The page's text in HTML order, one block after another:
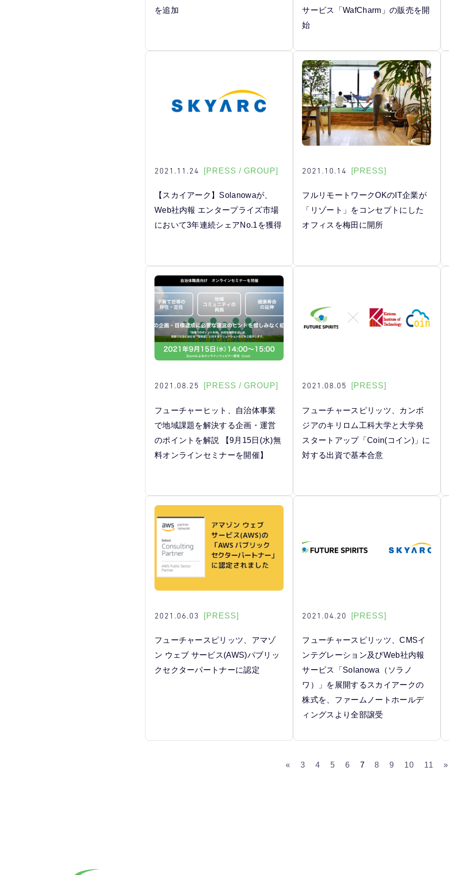
を追加
サービス「WafCharm」の販売を開
始
2021.11.24 [PRESS / GROUP]
【スカイアーク】Solanowaが、
Web社内報 エンタープライズ市場
において3年連続シェアNo.1を獲得
2021.10.14 [PRESS]
フルリモートワークOKのIT企業が
「リゾート」をコンセプトにした
オフィスを梅田に開所
2021.08.25 [PRESS / GROUP]
フューチャーヒット、自治体事業
で地域課題を解決する企画・運営
のポイントを解説 【9月15日(水)無
料オンラインセミナーを開催】
2021.08.05 [PRESS]
フューチャースピリッツ、カンボ
ジアのキリロム工科大学と大学発
スタートアップ「Coin(コイン)」に
対する出資で基本合意
2021.06.03 [PRESS]
フューチャースピリッツ、アマゾ
ン ウェブ サービス(AWS)パブリッ
クセクターパートナーに認定
2021.04.20 [PRESS]
フューチャースピリッツ、CMSイ
ンテグレーション及びWeb社内報
サービス「Solanowa（ソラノ
ワ）」を展開するスカイアークの
株式を、ファームノートホールデ
ィングスより全部譲受
« 3 4 5 6 7 8 9 10 11 »